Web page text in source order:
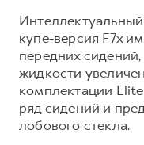
купе-версия F7x
передних
жидкости
комплектации
ряд сидений и
лобового стекла.